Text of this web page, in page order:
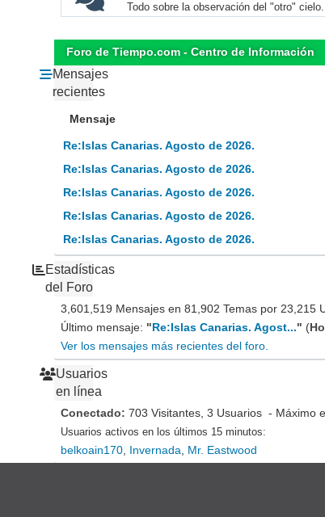
Todo sobre la observación del "otro" cielo.
Foro de Tiempo.com - Centro de Información
Mensajes
recientes
Mensaje
Re:Islas Canarias. Agosto de 2026.
Re:Islas Canarias. Agosto de 2026.
Re:Islas Canarias. Agosto de 2026.
Re:Islas Canarias. Agosto de 2026.
Re:Islas Canarias. Agosto de 2026.
Estadísticas
del Foro
3,601,519 Mensajes en 81,902 Temas por 23,215
Último mensaje: "Re:Islas Canarias. Agost..." (
Ver los mensajes más recientes del foro.
Usuarios
en línea
Conectado:703 Visitantes, 3 Usuarios - Máximo
Usuarios activos en los últimos 15 minutos:
belkoain170 Invernada Mr. Eastwood